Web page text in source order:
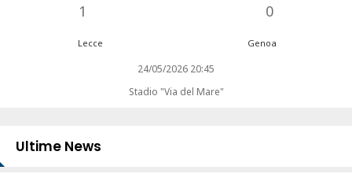
1 0
Lecce Genoa
24/05/2026 20:45
Stadio "Via del Mare"
Ultime News